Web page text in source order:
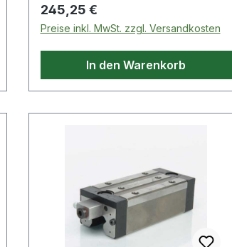
Regulärer Preis:
245,25 €
Preise inkl. MwSt. zzgl. Versandkosten
In den Warenkorb